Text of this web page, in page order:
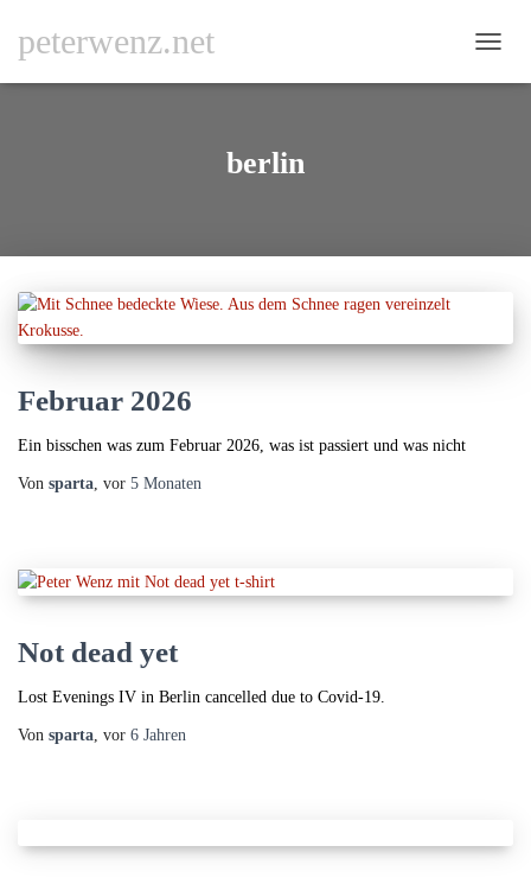
peterwenz.net
berlin
Februar 2026
Ein bisschen was zum Februar 2026, was ist passiert und was nicht
Von sparta, vor 5 Monaten
Not dead yet
Lost Evenings IV in Berlin cancelled due to Covid-19.
Von sparta , vor 6 Jahren